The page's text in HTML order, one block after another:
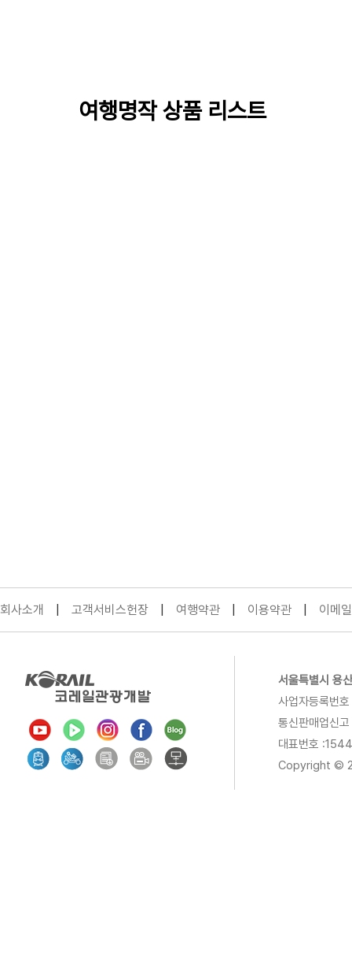
회사소개 고객서비스헌장 여행약관 이용약관 이메
서울특별시 용
사업자등록번
통신판매업신
대표번호
Copyright ©